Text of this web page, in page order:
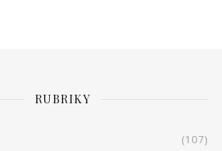
RUBRIKY
(107)